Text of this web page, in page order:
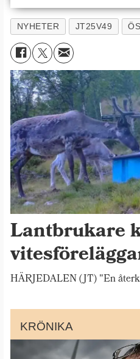
NYHETER JT25V49
Lantbrukare
HÄRJEDALEN (JT) "En
KRÖNIKA